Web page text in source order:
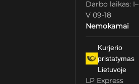
Darbo laikas: I–
V 09-18
Nemokamai
Kurjerio
pristatymas
Lietuvoje
LP Express